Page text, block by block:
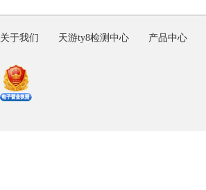
关于我们 天游ty8检测中心 产品中心